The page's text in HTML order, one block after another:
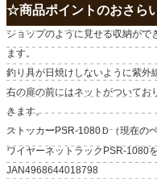
☆商品ポイントのおさら
ショップのように見せる収納がで
ます。
釣り具が日焼けしないように紫外
右の扉の前にはネットがついてお
きます。
ストッカーPSR-1080Ｄ（現在の
ワイヤーネットラックPSR-1080
JAN4968644018798